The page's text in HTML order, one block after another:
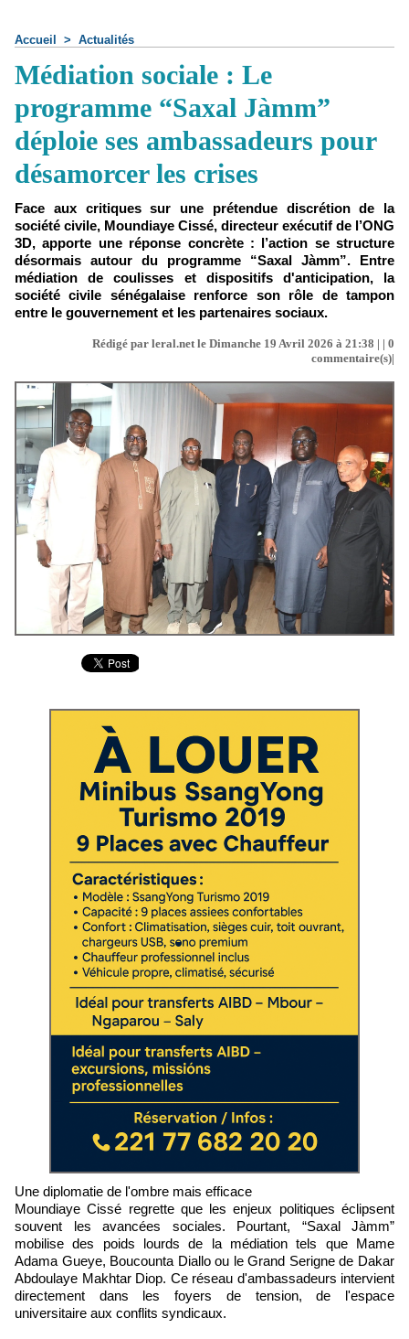
Accueil > Actualités
Médiation sociale : Le
programme “Saxal Jàmm”
déploie ses ambassadeurs pour
désamorcer les crises
Face aux critiques sur une prétendue discrétion de la
société civile, Moundiaye Cissé, directeur exécutif de l’ONG
3D, apporte une réponse concrète : l’action se structure
désormais autour du programme “Saxal Jàmm”. Entre
médiation de coulisses et dispositifs d'anticipation, la
société civile sénégalaise renforce son rôle de tampon
entre le gouvernement et les partenaires sociaux.
Rédigé par leral.net le Dimanche 19 Avril 2026 à 21:38 | | 0
commentaire(s)|
Une diplomatie de l'ombre mais efficace
Moundiaye Cissé regrette que les enjeux politiques éclipsent
souvent les avancées sociales. Pourtant, “Saxal Jàmm”
mobilise des poids lourds de la médiation tels que Mame
Adama Gueye, Boucounta Diallo ou le Grand Serigne de Dakar
Abdoulaye Makhtar Diop. Ce réseau d'ambassadeurs intervient
directement dans les foyers de tension, de l'espace
universitaire aux conflits syndicaux.